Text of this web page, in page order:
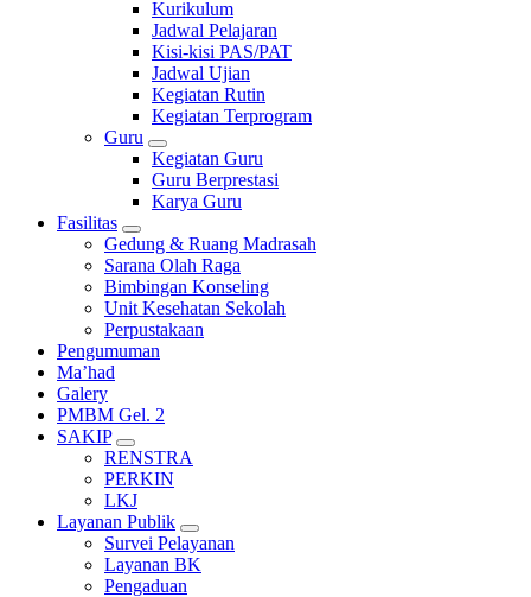
Kurikulum
Jadwal Pelajaran
Kisi-kisi PAS/PAT
Jadwal Ujian
Kegiatan Rutin
Kegiatan Terprogram
Guru
Kegiatan Guru
Guru Berprestasi
Karya Guru
Fasilitas
Gedung & Ruang Madrasah
Sarana Olah Raga
Bimbingan Konseling
Unit Kesehatan Sekolah
Perpustakaan
Pengumuman
Ma’had
Galery
PMBM Gel. 2
SAKIP
RENSTRA
PERKIN
LKJ
Layanan Publik
Survei Pelayanan
Layanan BK
Pengaduan